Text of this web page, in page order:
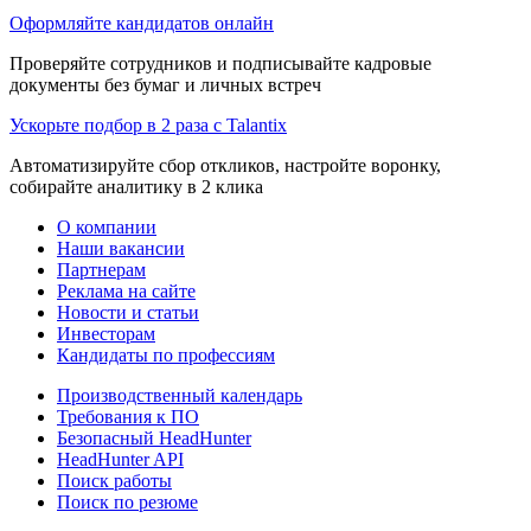
Оформляйте кандидатов онлайн
Проверяйте сотрудников и подписывайте кадровые
документы без бумаг и личных встреч
Ускорьте подбор в 2 раза с Talantix
Автоматизируйте сбор откликов, настройте воронку,
собирайте аналитику в 2 клика
О компании
Наши вакансии
Партнерам
Реклама на сайте
Новости и статьи
Инвесторам
Кандидаты по профессиям
Производственный календарь
Требования к ПО
Безопасный HeadHunter
HeadHunter API
Поиск работы
Поиск по резюме